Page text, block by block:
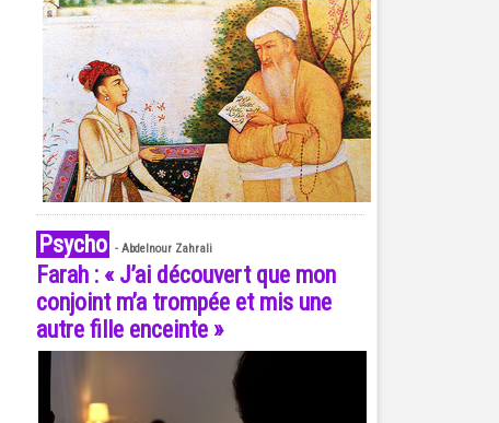
Psycho - Abdelnour Zahrali
Farah : « J’ai découvert que mon
conjoint m’a trompée et mis une
autre fille enceinte »